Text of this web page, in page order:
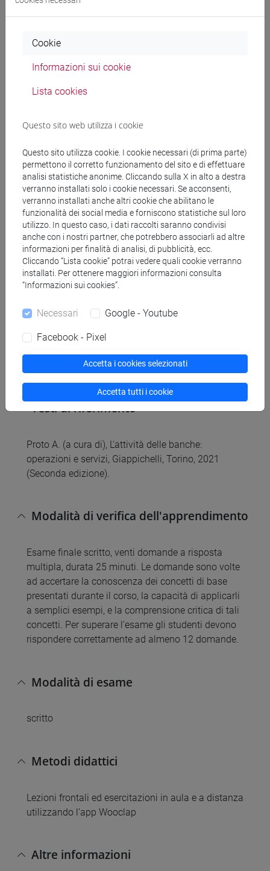
bisogno finanziario da soddisfare;
2) saper scegliere l’operazione o il servizio bancario
sotto il profilo economico.
Prerequisiti
Propedeuticità: Economia aziendale;
privato (contratti, garanzie) e finanza aziendale
Contenuti
1. L'attività delle banche.
2. La gestione dei rapporti banca-cliente: la
trasparenza.
3. Il conto corrente bancario.
5. Le operazioni di finanziamento.
6. Le operazioni di raccolta.
7. I servizi di pagamento.
9. I servizi assicurativi.
Testi di riferimento
Proto A. (a cura di), L'attività delle banche:
operazioni e servizi, Giappichelli, Torino, 2021
(Seconda edizione).
Modalità di verifica dell'apprendimento
Esame finale scritto, venti domande a risposta
multipla, durata 25 minuti. Le domande sono volte
ad accertare la conoscenza dei concetti di base
presentati durante il corso, la capacità di applicarli
a semplici esempi, e la comprensione critica di tali
concetti. Per superare l’esame gli studenti devono
rispondere correttamente ad almeno 12 domande.
Modalità di esame
scritto
Metodi didattici
Lezioni frontali ed esercitazioni in aula e a distanza
utilizzando l’app Wooclap
Altre informazioni
Cookie
Informazioni sui cookie
Lista cookies
Questo sito web utilizza i cookie
Questo sito utilizza cookie. I cookie necessari (di prima parte)
permettono il corretto funzionamento del sito e di effettuare
analisi statistiche anonime. Cliccando sulla X in alto a destra
verranno installati solo i cookie necessari. Se acconsenti,
verranno installati anche altri cookie che abilitano le
funzionalità dei social media e forniscono statistiche sul loro
utilizzo. In questo caso, i dati raccolti saranno condivisi
anche con i nostri partner, che potrebbero associarli ad altre
informazioni per finalità di analisi, di pubblicità, ecc.
Cliccando “Lista cookie” potrai vedere quali cookie verranno
installati. Per ottenere maggiori informazioni consulta
“Informazioni sui cookies”.
Necessari Google - Youtube
Facebook - Pixel
Accetta i cookies selezionati
Accetta tutti i cookie